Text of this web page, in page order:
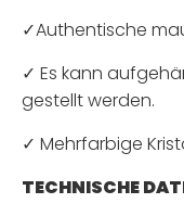
✓Authentische
✓ Es kann
gestellt werden.
✓ Mehrfarbige
TECHNISCHE